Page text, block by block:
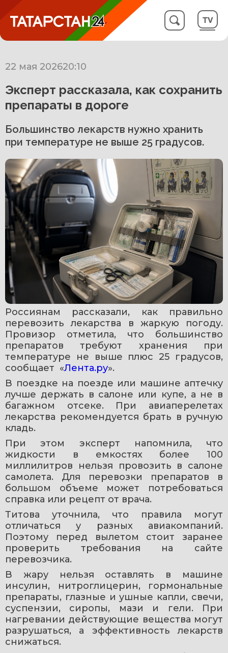
22 мая 202620:10
Эксперт рассказала, как сохранить
препараты в дороге
Большинство лекарств нужно хранить
при температуре не выше 25 градусов.
Россиянам рассказали, как правильно
перевозить лекарства в жаркую погоду.
Провизор отметила, что большинство
препаратов требуют хранения при
температуре не выше плюс 25 градусов,
сообщает  «Лента.ру».
В поездке на поезде или машине аптечку
лучше держать в салоне или купе, а не в
багажном отсеке. При авиаперелетах
лекарства рекомендуется брать в ручную
кладь.
При этом эксперт напомнила, что
жидкости в емкостях более 100
миллилитров нельзя провозить в салоне
самолета. Для перевозки препаратов в
большом объеме может потребоваться
справка или рецепт от врача.
Титова уточнила, что правила могут
отличаться у разных авиакомпаний.
Поэтому перед вылетом стоит заранее
проверить требования на сайте
перевозчика.
В жару нельзя оставлять в машине
инсулин, нитроглицерин, гормональные
препараты, глазные и ушные капли, свечи,
суспензии, сиропы, мази и гели. При
нагревании действующие вещества могут
разрушаться, а эффективность лекарств
снижаться.